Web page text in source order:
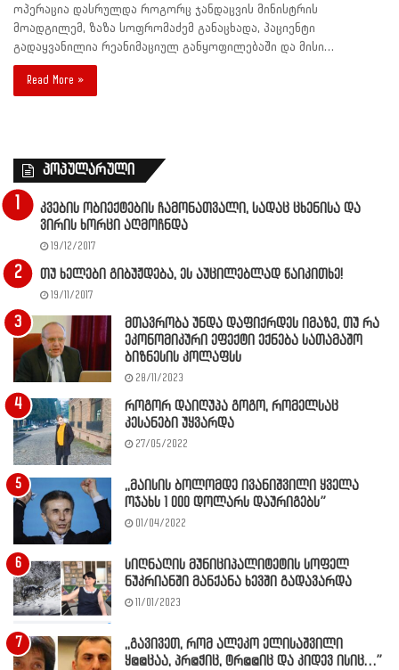
ოპერაცია დასრულდა როგორც ჯანდაცვის მინისტრის
მოადგილემ, ზაზა სოფრომაძემ განაცხადა, პაციენტი
გადაყვანილია რეანიმაციულ განყოფილებაში და მისი…
Read More »
პოპულარული
კვების ობიექტების ჩამონათვალი, სადაც ცხენისა და
ვირის ხორცი აღმოჩნდა
19/12/2017
თუ ხელები გიბუჟდება, ეს აუცილებლად წაიკითხე!
19/11/2017
მთავრობა უნდა დაფიქრდეს იმაზე, თუ რა
ეკონომიკური ეფექტი ექნება სათამაშო
ბიზნესის კოლაფსს
28/11/2023
როგორ დაიღუპა გოგო, რომელსაც
კესანები უყვარდა
27/05/2022
,,მაისის ბოლომდე ივანიშვილი ყველა
ოჯახს 1 000 დოლარს დაურიგებს”
01/04/2022
სიღნაღის მუნიციპალიტეტის სოფელ
ნუკრიანში მანქანა ხევში გადავარდა
11/01/2023
,,გავივეთ, რომ ალეკო ელისაშვილი
ყ@@ცაა, პრ@ჭიც, ტრ@@იც და კიდევ ისიც…”